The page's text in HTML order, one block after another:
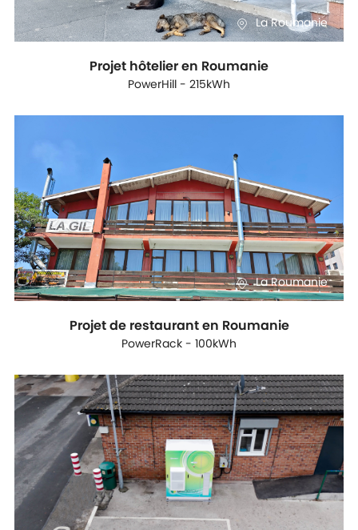
La Roumanie
Projet hôtelier en Roumanie
PowerHill - 215kWh
La Roumanie
Projet de restaurant en Roumanie
PowerRack - 100kWh